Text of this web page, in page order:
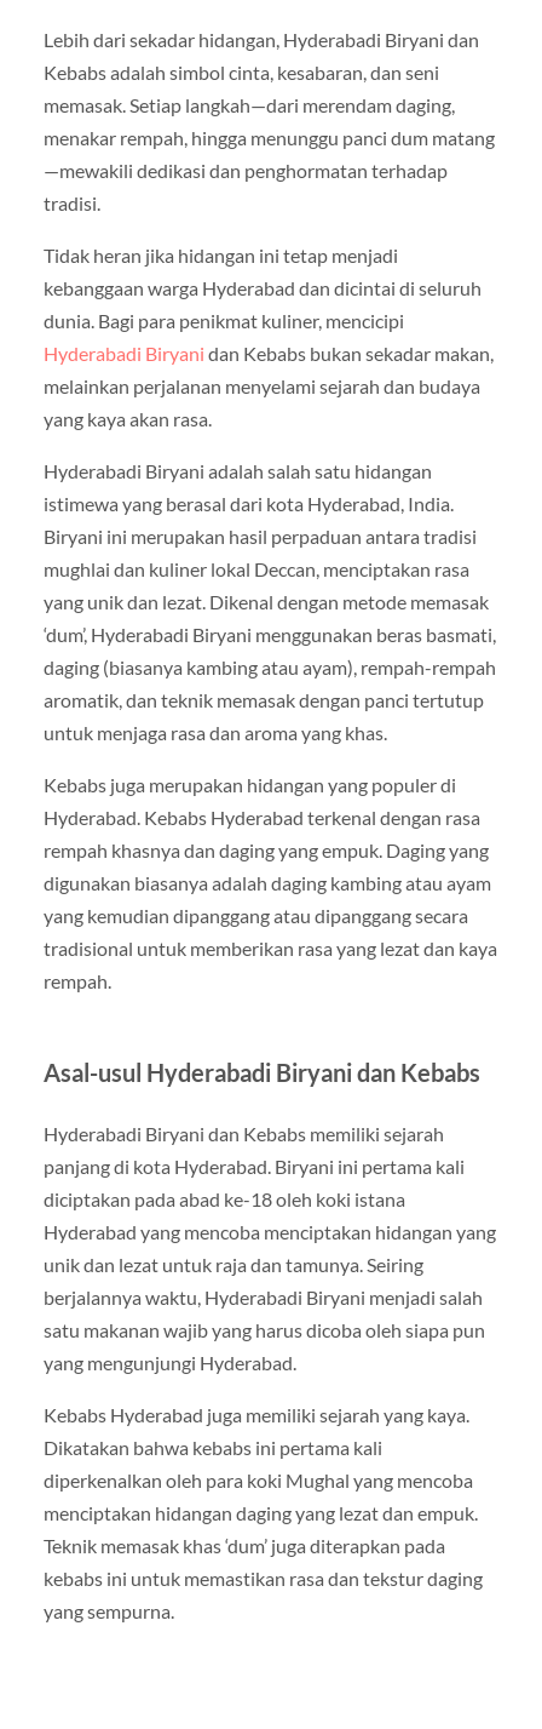
Lebih dari sekadar hidangan, Hyderabadi Biryani dan
Kebabs adalah simbol cinta, kesabaran, dan seni
memasak. Setiap langkah—dari merendam daging,
menakar rempah, hingga menunggu panci dum matang
—mewakili dedikasi dan penghormatan terhadap
tradisi.
Tidak heran jika hidangan ini tetap menjadi
kebanggaan warga Hyderabad dan dicintai di seluruh
dunia. Bagi para penikmat kuliner, mencicipi
Hyderabadi Biryani dan Kebabs bukan sekadar makan,
melainkan perjalanan menyelami sejarah dan budaya
yang kaya akan rasa.
Hyderabadi Biryani adalah salah satu hidangan
istimewa yang berasal dari kota Hyderabad, India.
Biryani ini merupakan hasil perpaduan antara tradisi
mughlai dan kuliner lokal Deccan, menciptakan rasa
yang unik dan lezat. Dikenal dengan metode memasak
‘dum’, Hyderabadi Biryani menggunakan beras basmati,
daging (biasanya kambing atau ayam), rempah-rempah
aromatik, dan teknik memasak dengan panci tertutup
untuk menjaga rasa dan aroma yang khas.
Kebabs juga merupakan hidangan yang populer di
Hyderabad. Kebabs Hyderabad terkenal dengan rasa
rempah khasnya dan daging yang empuk. Daging yang
digunakan biasanya adalah daging kambing atau ayam
yang kemudian dipanggang atau dipanggang secara
tradisional untuk memberikan rasa yang lezat dan kaya
rempah.
Asal-usul Hyderabadi Biryani dan Kebabs
Hyderabadi Biryani dan Kebabs memiliki sejarah
panjang di kota Hyderabad. Biryani ini pertama kali
diciptakan pada abad ke-18 oleh koki istana
Hyderabad yang mencoba menciptakan hidangan yang
unik dan lezat untuk raja dan tamunya. Seiring
berjalannya waktu, Hyderabadi Biryani menjadi salah
satu makanan wajib yang harus dicoba oleh siapa pun
yang mengunjungi Hyderabad.
Kebabs Hyderabad juga memiliki sejarah yang kaya.
Dikatakan bahwa kebabs ini pertama kali
diperkenalkan oleh para koki Mughal yang mencoba
menciptakan hidangan daging yang lezat dan empuk.
Teknik memasak khas ‘dum’ juga diterapkan pada
kebabs ini untuk memastikan rasa dan tekstur daging
yang sempurna.